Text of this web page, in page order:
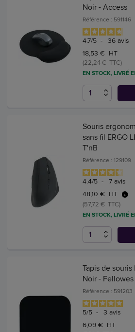
Noir - Access
Référence : 591146
4.7/5 - 36 avis
18,53 € HT
(22,24 € TTC)
EN STOCK, LIVRÉ
Souris
sans fil ERGO
T'nB
Référence : 129109
4.4/5 - 7 avis
48,10 € HT
(57,72 € TTC)
EN STOCK, LIVRÉ
Tapis de
Noir - Fellowes
Référence : 591203
5/5 - 3 avis
6,09 € HT